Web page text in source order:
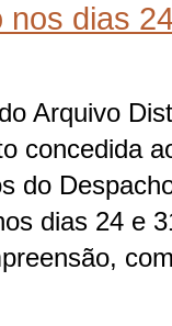
nos dias
Arquivo
concedida
do
dias 24 e